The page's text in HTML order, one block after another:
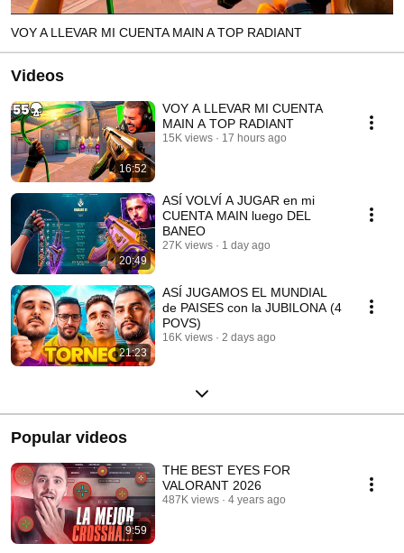
VOY A LLEVAR MI CUENTA MAIN A TOP RADIANT
Videos
16:52
VOY A LLEVAR MI CUENTA
MAIN A TOP RADIANT
15K views 17 hours ago
20:49
ASÍ VOLVÍ A JUGAR en mi
CUENTA MAIN luego DEL
BANEO
27K views 1 day ago
21:23
ASÍ JUGAMOS EL MUNDIAL
de PAISES con la JUBILONA (4
POVS)
16K views 2 days ago
Popular videos
9:59
THE BEST EYES FOR
VALORANT 2026
487K views 4 years ago